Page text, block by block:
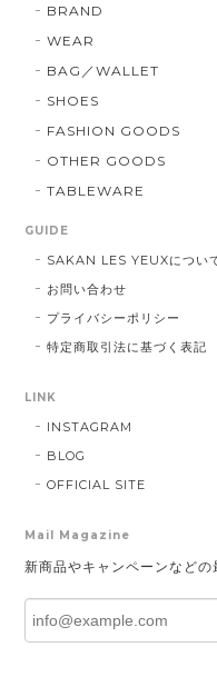
BRAND
WEAR
BAG／WALLET
SHOES
FASHION GOODS
OTHER GOODS
TABLEWARE
GUIDE
SAKAN LES YEUXについ
お問い合わせ
プライバシーポリシー
特定商取引法に基づく表記
LINK
INSTAGRAM
BLOG
OFFICIAL SITE
Mail Magazine
新商品やキャンペーンなどの